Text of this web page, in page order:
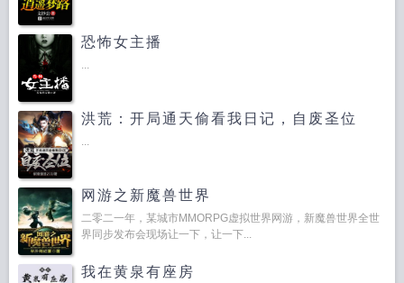
恐怖女主播
...
洪荒：开局通天偷看我日记，自废圣位
...
网游之新魔兽世界
二零二一年，某城市MMORPG虚拟世界网游，新魔兽世界全世
界同步发布会现场让一下，让一下...
我在黄泉有座房